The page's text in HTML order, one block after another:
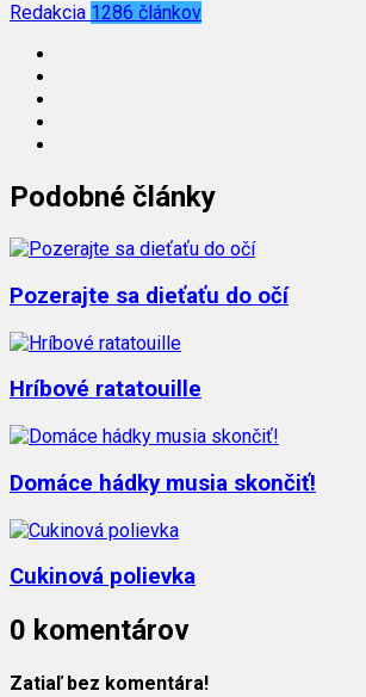
Redakcia 1286 článkov
Podobné články
Pozerajte sa dieťaťu do očí
Hríbové ratatouille
Domáce hádky musia skončiť!
Cukinová polievka
0 komentárov
Zatiaľ bez komentára!